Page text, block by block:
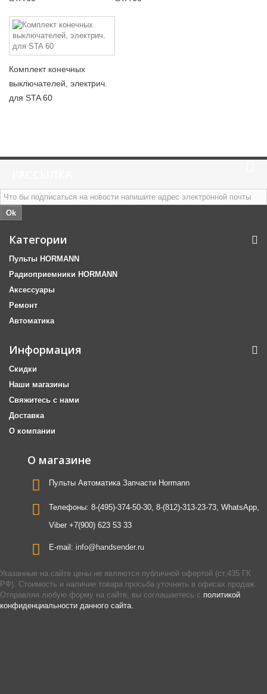
Комплект конечных
выключателей, электрич.
для STA 60
Ok
Категории
Пульты HORMANN
Радиоприемники HORMANN
Аксессуары
Ремонт
Автоматика
Информация
Скидки
Наши магазины
Свяжитесь с нами
Доставка
О компании
О магазине
Пульты Автоматика Запчасти Hormann
Телефоны: 8-(495)-374-50-30, 8-(812)-313-23-73, WhatsApp,
Viber +7(900) 623 53 33
E-mail: info@handsender.ru
Указанные на сайте цены не являются публичной офертой (ст.435 ГК
РФ). Стоимость и наличие товара просьба уточнять в офисах продаж.
Отправляя любую форму на сайте, вы соглашаетесь с политикой
конфиденциальности данного сайта.